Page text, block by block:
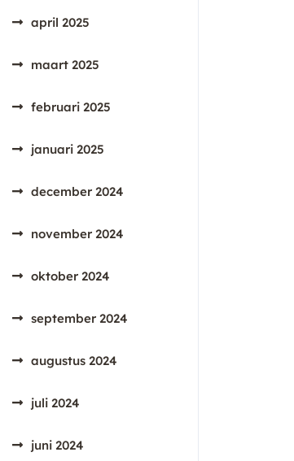
april 2025
maart 2025
februari 2025
januari 2025
december 2024
november 2024
oktober 2024
september 2024
augustus 2024
juli 2024
juni 2024